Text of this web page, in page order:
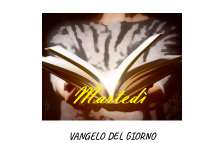
VANGELO DEL GIORNO